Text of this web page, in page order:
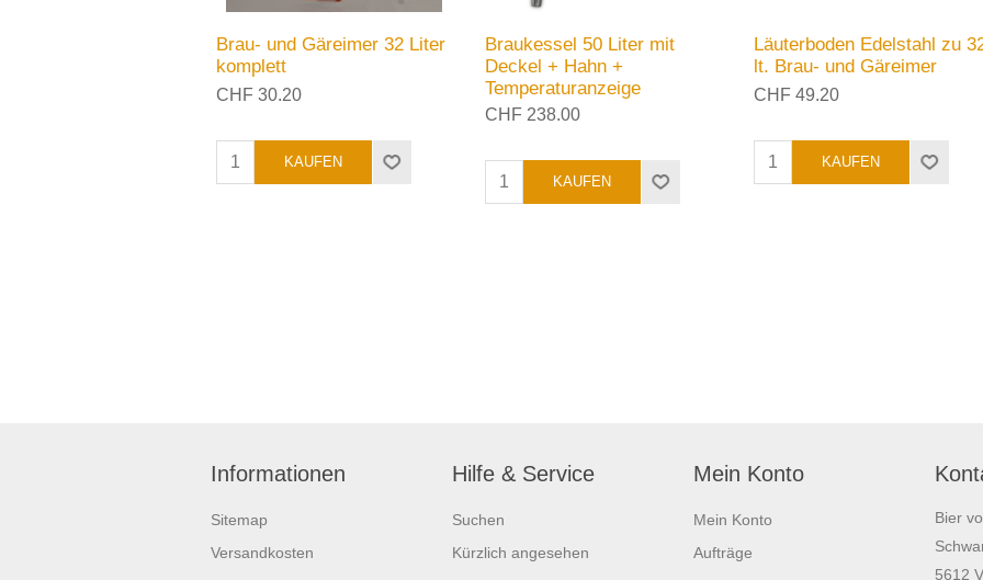
Brau- und Gäreimer 32 Liter
komplett
CHF 30.20
Braukessel 50 Liter mit
Deckel + Hahn +
Temperaturanzeige
CHF 238.00
Läuterboden Edelstahl zu
lt. Brau- und Gäreimer
CHF 49.20
Informationen
Sitemap
Versandkosten
Hilfe & Service
Suchen
Kürzlich angesehen
Mein Konto
Mein Konto
Aufträge
Bier
5612